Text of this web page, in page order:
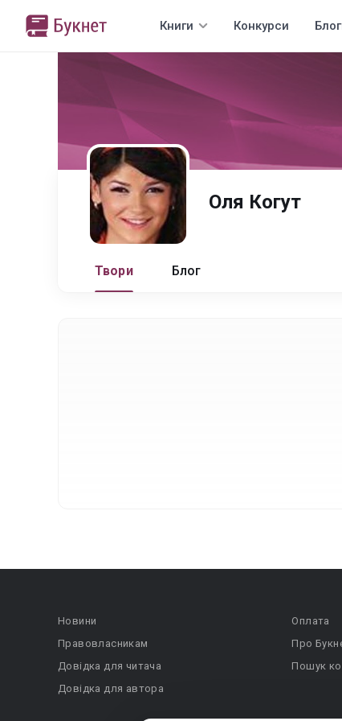
Книги Конкурси
Оля Когут
Твори Блог
Новини
Правовласникам
Довідка для читача
Довідка для автора
Оплата
Про
Пошук